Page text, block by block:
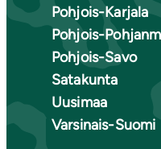
Pohjois-Karjala
Pohjois-
Pohjois-Savo
Satakunta
Uusimaa
Varsinais-Suomi